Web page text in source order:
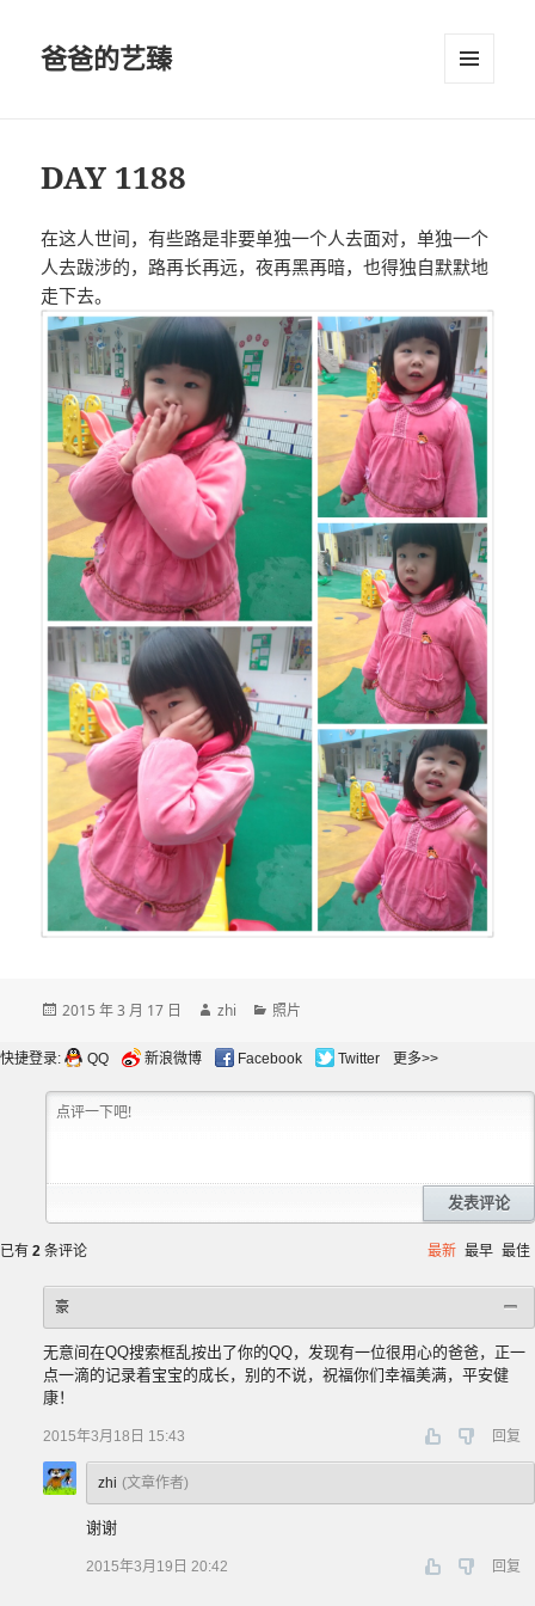
爸爸的艺臻
DAY 1188
在这人世间，有些路是非要单独一个人去面对，单独一个
人去跋涉的，路再长再远，夜再黑再暗，也得独自默默地
走下去。
发
于
2015 年 3 月 17 日
作
zhi
分
照片
快捷登录: QQ 新浪微博 Facebook Twitter 更多>>
发表评论
已有 2 条评论 最新 最早 最佳
豪
无意间在QQ搜索框乱按出了你的QQ，发现有一位很用心的爸爸，正一
点一滴的记录着宝宝的成长，别的不说，祝福你们幸福美满，平安健
康！
2015年3月18日 15:43 回复
zhi (文章作者)
谢谢
2015年3月19日 20:42 回复